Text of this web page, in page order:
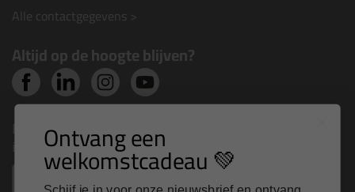
Alle contactgegevens >
Altijd op de hoogte blijven?
Nieuws, tips en exclusieve deals rechtstreeks in je
inbox Ontvang een
welkomstcadeau 💚